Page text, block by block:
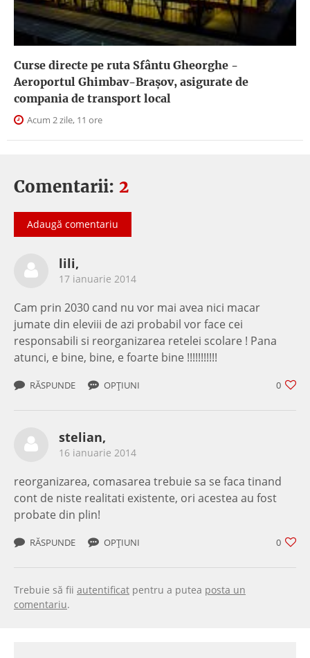
Curse directe pe ruta Sfântu Gheorghe -
Aeroportul Ghimbav-Braşov, asigurate de
compania de transport local
Acum 2 zile, 11 ore
Comentarii: 2
Adaugă comentariu
lili,
17 ianuarie 2014
Cam prin 2030 cand nu vor mai avea nici macar
jumate din eleviii de azi probabil vor face cei
responsabili si reorganizarea retelei scolare ! Pana
atunci, e bine, bine, e foarte bine !!!!!!!!!!!
0
RĂSPUNDE OPȚIUNI
stelian,
16 ianuarie 2014
reorganizarea, comasarea trebuie sa se faca tinand
cont de niste realitati existente, ori acestea au fost
probate din plin!
0
RĂSPUNDE OPȚIUNI
Trebuie să fii autentificat pentru a putea posta un
comentariu.